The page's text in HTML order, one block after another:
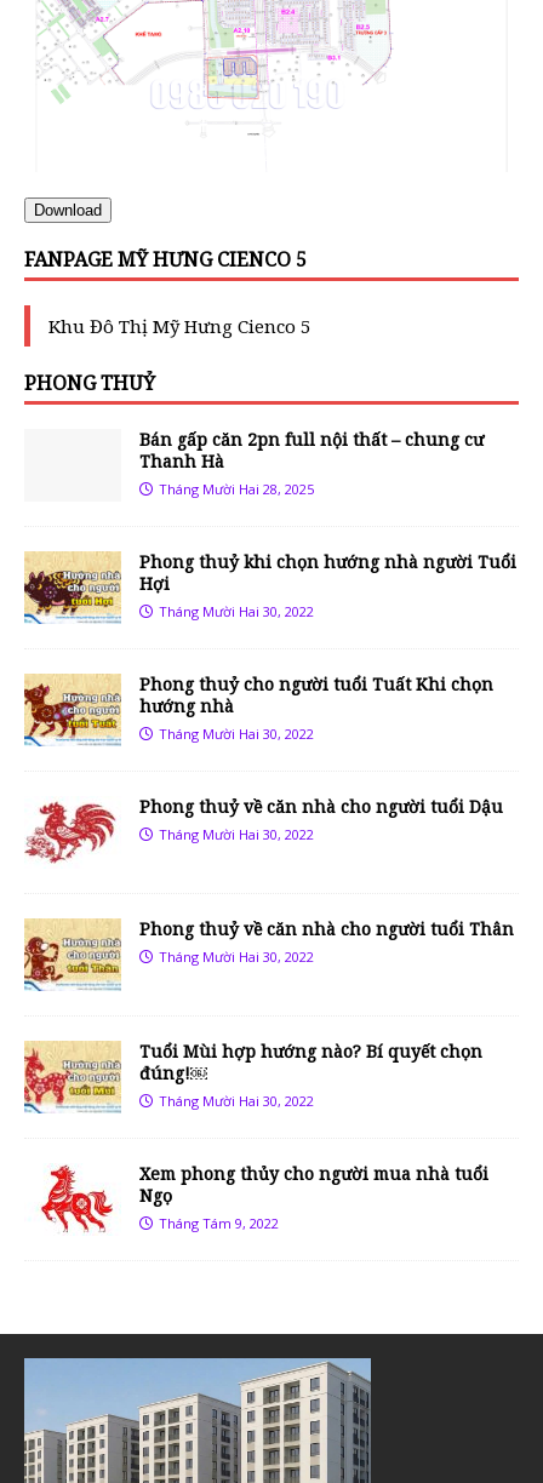
Download
FANPAGE MỸ HƯNG CIENCO 5
Khu Đô Thị Mỹ Hưng Cienco 5
PHONG THUỶ
Bán gấp căn 2pn full nội thất – chung cư
Thanh Hà
Tháng Mười Hai 28, 2025
Phong thuỷ khi chọn hướng nhà người Tuổi
Hợi
Tháng Mười Hai 30, 2022
Phong thuỷ cho người tuổi Tuất Khi chọn
hướng nhà
Tháng Mười Hai 30, 2022
Phong thuỷ về căn nhà cho người tuổi Dậu
Tháng Mười Hai 30, 2022
Phong thuỷ về căn nhà cho người tuổi Thân
Tháng Mười Hai 30, 2022
Tuổi Mùi hợp hướng nào? Bí quyết chọn
đúng!￼
Tháng Mười Hai 30, 2022
Xem phong thủy cho người mua nhà tuổi
Ngọ
Tháng Tám 9, 2022